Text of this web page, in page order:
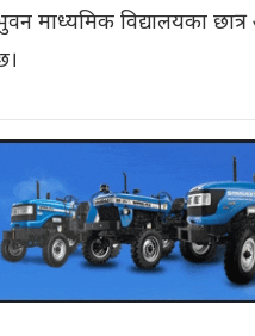
माध्यमिक विद्यालयका